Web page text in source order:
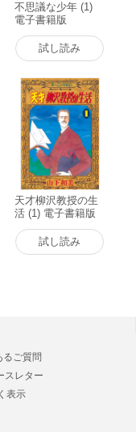
不思議な少年 (1)
電子書籍版
試し読み
天才柳沢教授の生
活 (1) 電子書籍版
試し読み
るご質問
スレター
表示